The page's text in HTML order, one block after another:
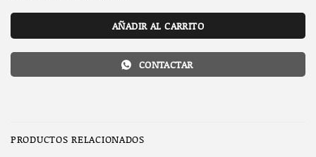
AÑADIR AL CARRITO
CONTACTAR
PRODUCTOS RELACIONADOS